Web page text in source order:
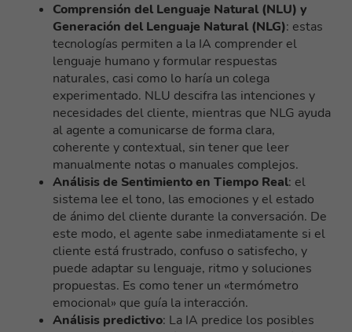
Comprensión del Lenguaje Natural (NLU) y
Generación del Lenguaje Natural (NLG): estas
tecnologías permiten a la IA comprender el
lenguaje humano y formular respuestas
naturales, casi como lo haría un colega
experimentado. NLU descifra las intenciones y
necesidades del cliente, mientras que NLG ayuda
al agente a comunicarse de forma clara,
coherente y contextual, sin tener que leer
manualmente notas o manuales complejos.
Análisis de Sentimiento en Tiempo Real: el
sistema lee el tono, las emociones y el estado
de ánimo del cliente durante la conversación. De
este modo, el agente sabe inmediatamente si el
cliente está frustrado, confuso o satisfecho, y
puede adaptar su lenguaje, ritmo y soluciones
propuestas. Es como tener un «termómetro
emocional» que guía la interacción.
Análisis predictivo: La IA predice los posibles